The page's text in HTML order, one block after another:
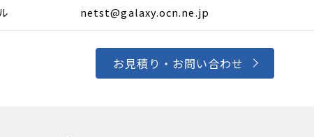
netst@galaxy.ocn.ne.jp
お見積り・お問い合わせ